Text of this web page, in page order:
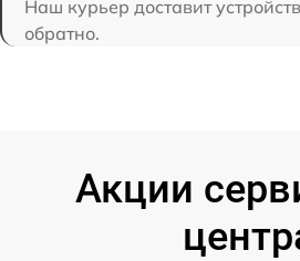
Наш курьер доставит
обратно.
Акции